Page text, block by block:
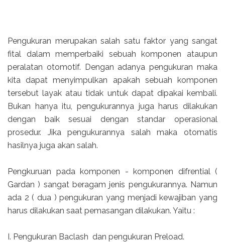
Pengukuran merupakan salah satu faktor yang sangat
fital dalam memperbaiki sebuah komponen ataupun
peralatan otomotif. Dengan adanya pengukuran maka
kita dapat menyimpulkan apakah sebuah komponen
tersebut layak atau tidak untuk dapat dipakai kembali.
Bukan hanya itu, pengukurannya juga harus dilakukan
dengan baik sesuai dengan standar operasional
prosedur. Jika pengukurannya salah maka otomatis
hasilnya juga akan salah.
Pengkuruan pada komponen - komponen difrential (
Gardan ) sangat beragam jenis pengukurannya. Namun
ada 2 ( dua ) pengukuran yang menjadi kewajiban yang
harus dilakukan saat pemasangan dilakukan. Yaitu :
I. Pengukuran Baclash dan pengukuran Preload.